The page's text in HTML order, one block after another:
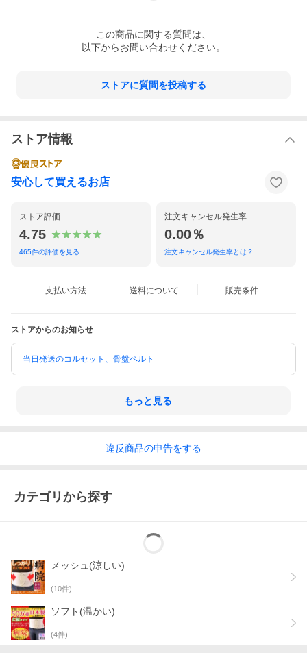
この商品に関する質問は、
以下からお問い合わせください。
ストアに質問を投稿する
ストア情報
安心して買えるお店
ストア評価
4.75
465件の評価を見る
注文キャンセル発生率
0.00％
注文キャンセル発生率とは？
支払い方法 送料について 販売条件
ストアからのお知らせ
当日発送のコルセット、骨盤ベルト
もっと見る
違反商品の申告をする
カテゴリから探す
メッシュ(涼しい)
(10件)
ソフト(温かい)
(4件)